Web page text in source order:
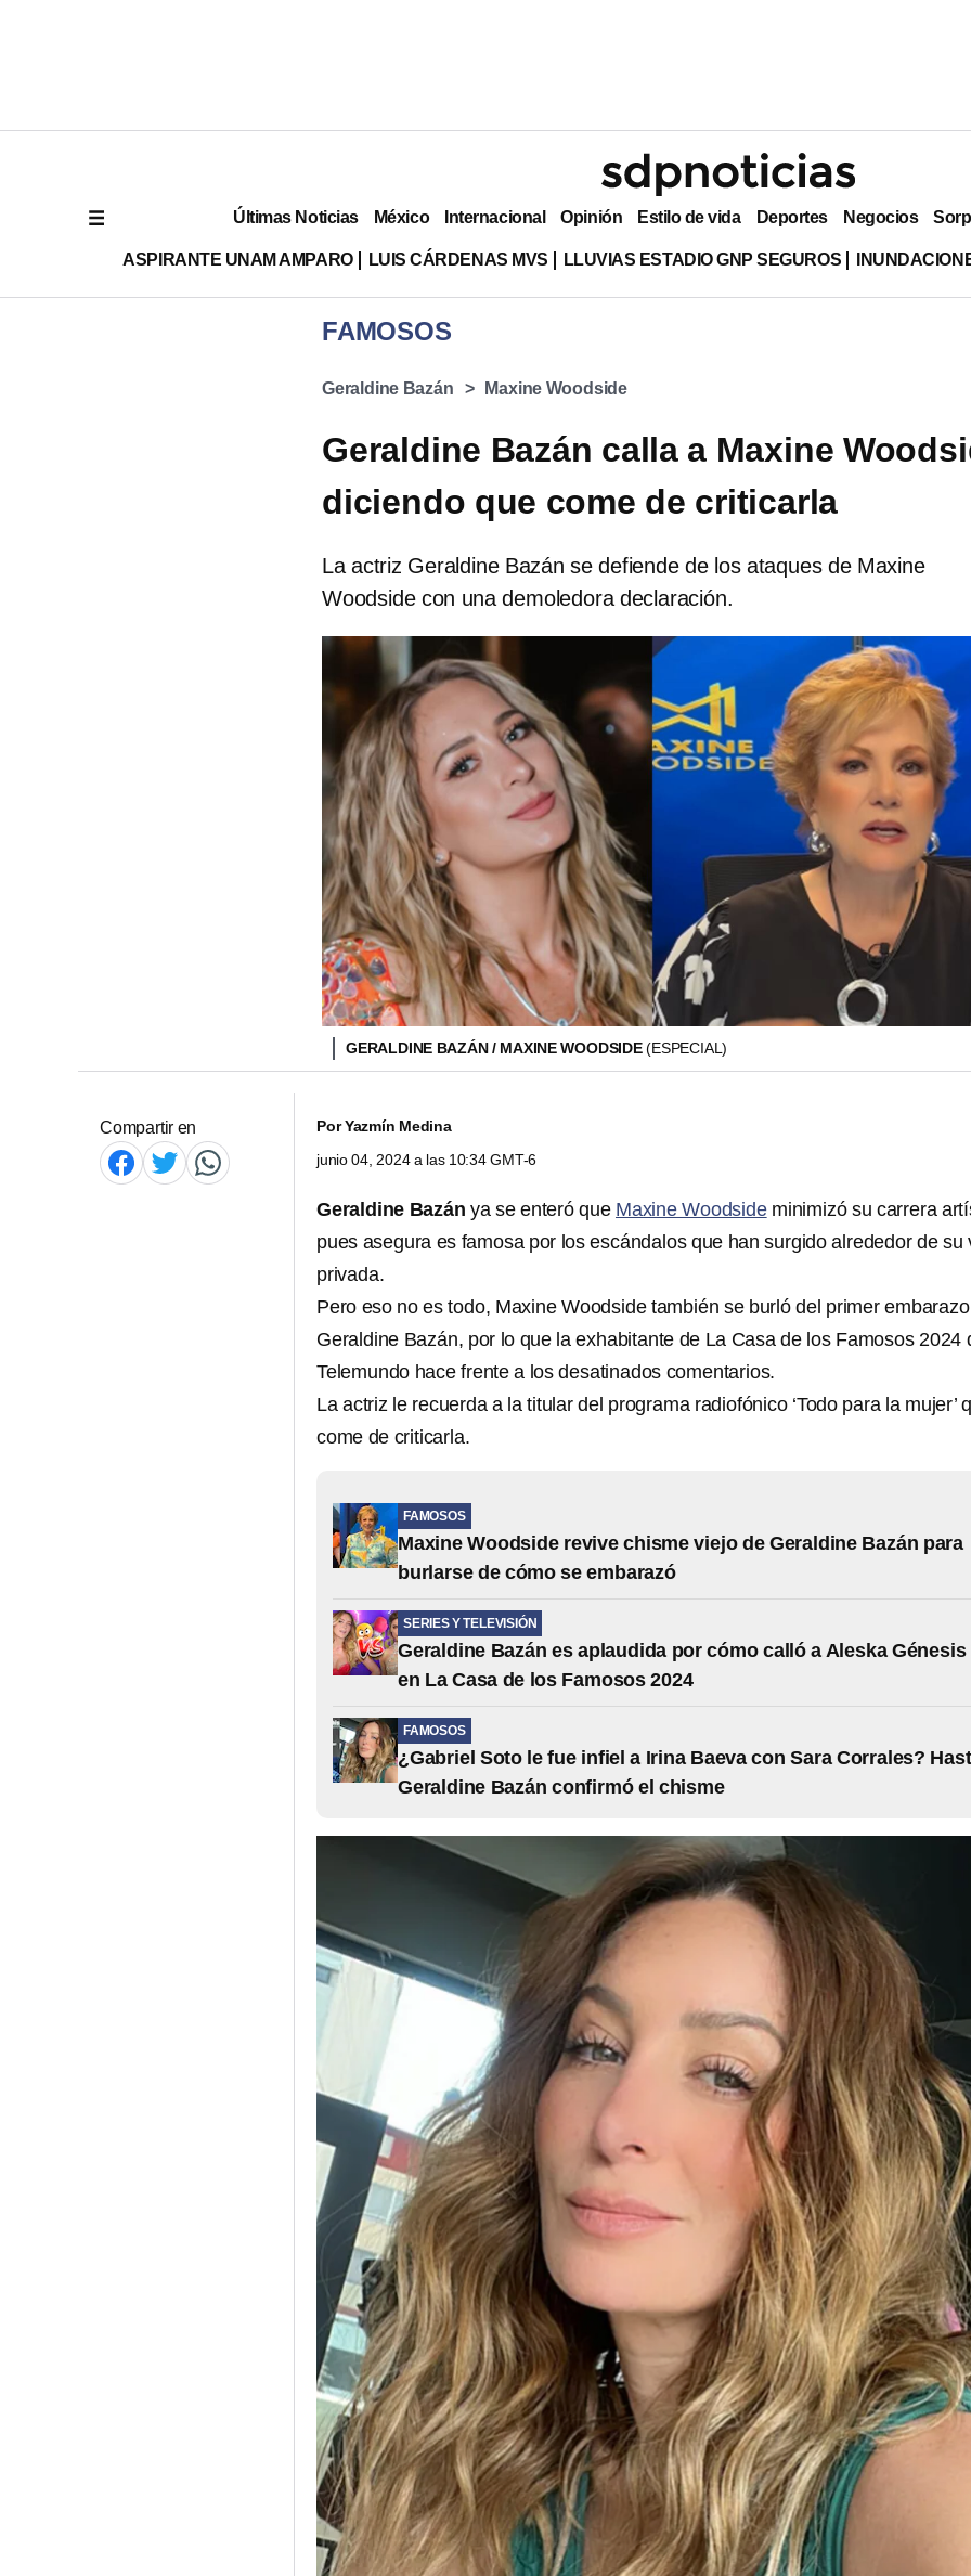
Últimas Noticias México Internacional Opinión Estilo de vida Deportes Negocios
ASPIRANTE UNAM AMPARO LUIS CÁRDENAS MVS LLUVIAS ESTADIO GNP SEGUROS
FAMOSOS
Geraldine Bazán Maxine Woodside
Geraldine Bazán calla a Maxine
diciendo que come de criticarla
La actriz Geraldine Bazán se defiende de los ataques de Maxine
Woodside con una demoledora declaración.
GERALDINE BAZÁN / MAXINE WOODSIDE(ESPECIAL)
Compartir en PorYazmín Medina
junio 04, 2024 a las 10:34 GMT-6
Geraldine Bazán ya se enteró que Maxine Woodsideminimizó su carrera
pues asegura es famosa por los escándalos que han surgido alrededor de su
privada.
Pero eso no es todo, Maxine Woodside también se burló del primer
Geraldine Bazán, por lo que la exhabitante de La Casa de los Famosos 2024
Telemundo hace frente a los desatinados comentarios.
La actriz le recuerda a la titular del programa radiofónico ‘Todo para la mujer’
come de criticarla.
FAMOSOS
Maxine Woodside revive chisme viejo de Geraldine Bazán para
burlarse de cómo se embarazó
SERIES Y TELEVISIÓN
Geraldine Bazán es aplaudida por cómo calló a Aleska Génesis
en La Casa de los Famosos 2024
FAMOSOS
¿Gabriel Soto le fue infiel a Irina Baeva con Sara Corrales?
Geraldine Bazán confirmó el chisme